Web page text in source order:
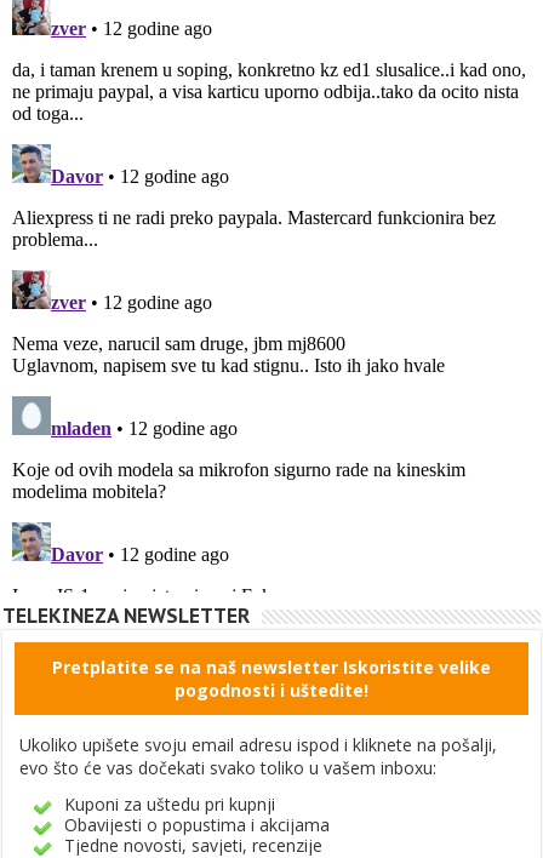
TELEKINEZA NEWSLETTER
Pretplatite se na naš newsletter Iskoristite velike
pogodnosti i uštedite!
Ukoliko upišete svoju email adresu ispod i kliknete na pošalji,
evo što će vas dočekati svako toliko u vašem inboxu:
Kuponi za uštedu pri kupnji
Obavijesti o popustima i akcijama
Tjedne novosti, savjeti, recenzije